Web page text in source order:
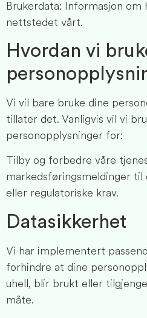
Brukerdata: Informasjon om
nettstedet vårt.
Hvordan vi
Vi vil bare bruke dine
tillater det. Vanligvis vil vi
personopplysninger for:
Tilby og forbedre våre
markedsføringsmeldinger
eller regulatoriske krav.
Datasikkerhet
Vi har implementert
forhindre at dine
uhell, blir brukt eller
måte.